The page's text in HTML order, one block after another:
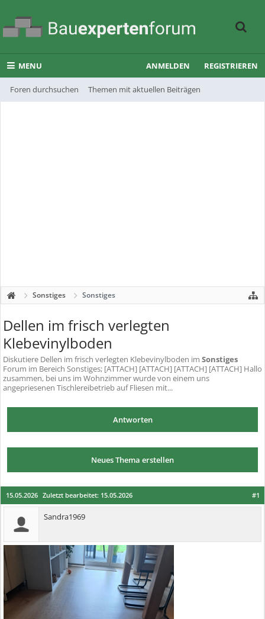
MENU
Foren durchsuchen Themen mit aktuellen Beiträgen
ANMELDEN REGISTRIEREN
Sonstiges Sonstiges
Dellen im frisch verlegten
Klebevinylboden
Diskutiere Dellen im frisch verlegten Klebevinylboden im Sonstiges
Forum im Bereich Sonstiges; [ATTACH] [ATTACH] [ATTACH] [ATTACH] Hallo
zusammen, bei uns im Wohnzimmer wurde von einem uns
angepriesenen Tischlereibetrieb auf Fliesen mit...
Antworten
Neues Thema erstellen
#1
15.05.2026 Zuletzt bearbeitet: 15.05.2026
Sandra1969